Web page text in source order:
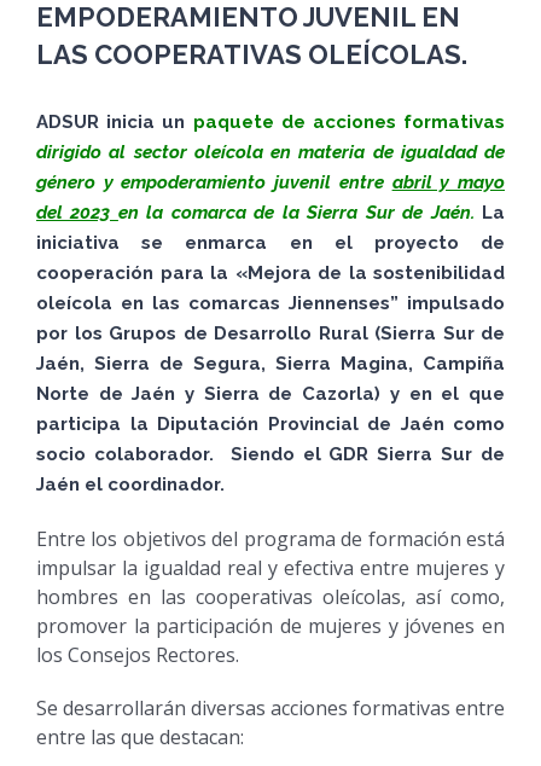
EMPODERAMIENTO JUVENIL EN
LAS COOPERATIVAS OLEÍCOLAS.
ADSUR inicia un paquete de acciones formativas
dirigido al sector oleícolaen materia de igualdad de
género y empoderamiento juvenil entre abril y mayo
del 2023 en la comarca de la Sierra Sur de Jaén. La
iniciativa se enmarca en el proyecto de
cooperación para la «Mejora de la sostenibilidad
oleícola en las comarcas Jiennenses” impulsado
por los Grupos de Desarrollo Rural (Sierra Sur de
Jaén, Sierra de Segura, Sierra Magina, Campiña
Norte de Jaén y Sierra de Cazorla) y en el que
participa la Diputación Provincial de Jaén como
socio colaborador. Siendo el GDR Sierra Sur de
Jaén el coordinador.
Entre los objetivos del programa de formación está
impulsar la igualdad real y efectiva entre mujeres y
hombres en las cooperativas oleícolas, así como,
promover la participación de mujeres y jóvenes en
los Consejos Rectores.
Se desarrollarán diversas acciones formativas entre
entre las que destacan: